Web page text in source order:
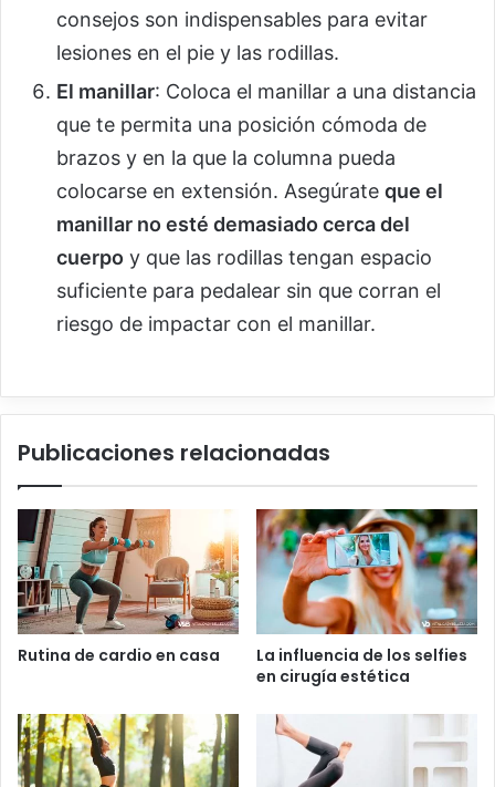
consejos son indispensables para evitar
lesiones en el pie y las rodillas.
El manillar: Coloca el manillar a una distancia
que te permita una posición cómoda de
brazos y en la que la columna pueda
colocarse en extensión. Asegúrate que el
manillar no esté demasiado cerca del
cuerpo y que las rodillas tengan espacio
suficiente para pedalear sin que corran el
riesgo de impactar con el manillar.
Publicaciones relacionadas
Rutina de cardio en casa
La influencia de los selfies
en cirugía estética